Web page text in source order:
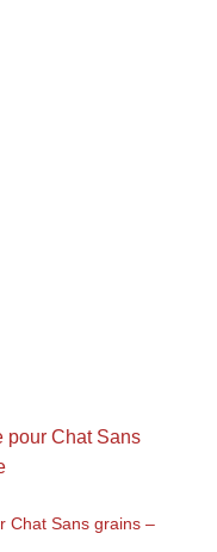
Chat Sans grains –